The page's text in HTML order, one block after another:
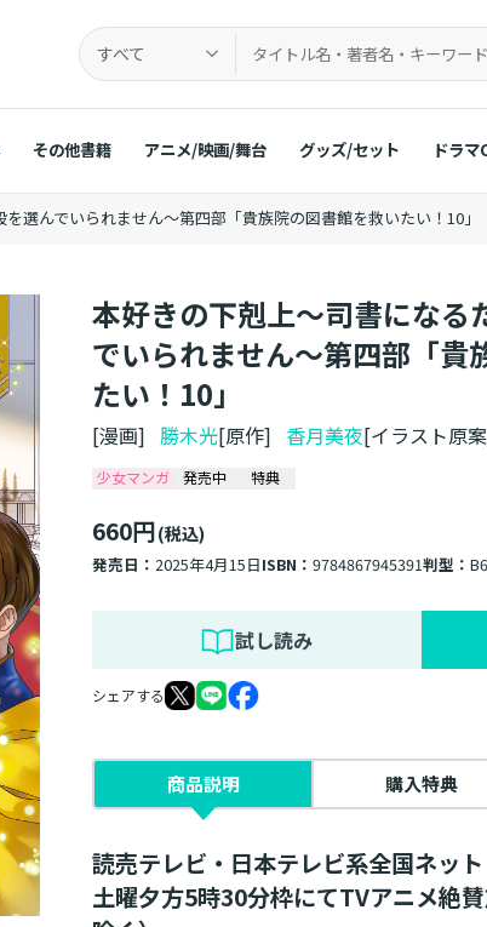
すべて
その他書籍 アニメ/映画/舞台 グッズ/セット ドラマ
選んでいられません～第四部「貴族院の図書館を救いたい！10」
本好きの下剋上～司書になる
でいられません～第四部「貴
たい！10」
[漫画]勝木光[原作] 香月美夜[イラスト原
少女マンガ 発売中 特典
660円(税込)
発売日：2025年4月15日ISBN：9784867945391判型：
試し読み
シェアする
商品説明 購入特典
読売テレビ・日本テレビ系全国ネット
土曜夕方5時30分枠にてTVアニメ絶